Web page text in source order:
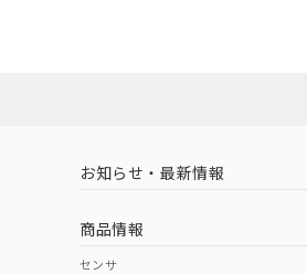
中国 RoHS 注意事項・凡例
中国 RoHS表
（イギリス
（ノルウェー
お知らせ・最新情報
商品情報
センサ